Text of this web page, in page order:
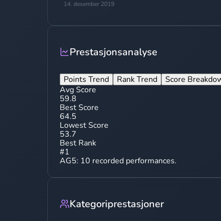
14. desember 2019
Prestasjonsanalyse
Points Trend Rank Trend
Score
Avg Score
59.8
Best Score
64.5
Lowest Score
53.7
Best Rank
#1
AG5: 10 recorded performances.
Kategoriprestasjoner